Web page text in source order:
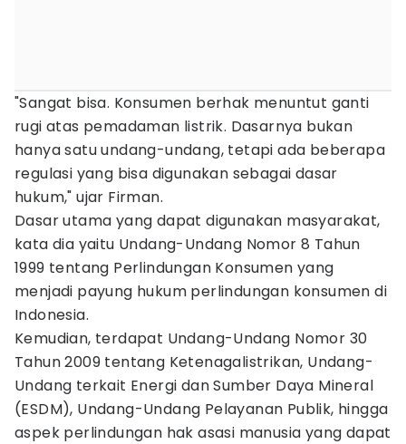
"Sangat bisa. Konsumen berhak menuntut ganti
rugi atas pemadaman listrik. Dasarnya bukan
hanya satu undang-undang, tetapi ada beberapa
regulasi yang bisa digunakan sebagai dasar
hukum," ujar Firman.
Dasar utama yang dapat digunakan masyarakat,
kata dia yaitu Undang-Undang Nomor 8 Tahun
1999 tentang Perlindungan Konsumen yang
menjadi payung hukum perlindungan konsumen di
Indonesia.
Kemudian, terdapat Undang-Undang Nomor 30
Tahun 2009 tentang Ketenagalistrikan, Undang-
Undang terkait Energi dan Sumber Daya Mineral
(ESDM), Undang-Undang Pelayanan Publik, hingga
aspek perlindungan hak asasi manusia yang dapat